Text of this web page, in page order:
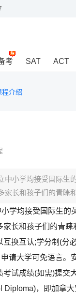
考 SAT ACT
程介绍
中小学均接受国际生
长和孩子们的青睐和
均接受国际生的
长和孩子们的青
换互认;学分制(分
请大学可免语言。
试成绩(如需)提交
，即加拿大